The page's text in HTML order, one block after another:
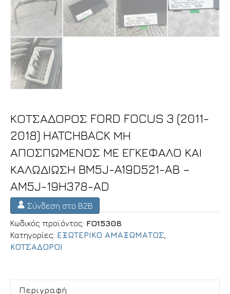
ΚΟΤΣΑΔΟΡΟΣ FORD FOCUS 3 (2011-
2018) HATCHBACK ΜΗ
ΑΠΟΣΠΩΜΕΝΟΣ ΜΕ ΕΓΚΕΦΑΛΟ ΚΑΙ
ΚΑΛΩΔΙΩΣΗ BM5J-A19D521-AB –
AM5J-19H378-AD
Σύνδεση στο B2B
Κωδικός προϊόντος: FO15308
Κατηγορίες: ΕΞΩΤΕΡΙΚΟ ΑΜΑΞΩΜΑΤΟΣ
ΚΟΤΣΑΔΟΡΟΙ
Περιγραφή